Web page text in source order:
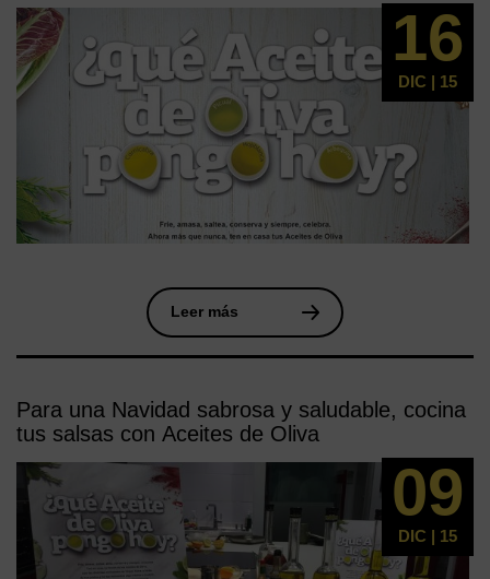
16
DIC | 15
Leer más
Para una Navidad sabrosa y saludable, cocina
tus salsas con Aceites de Oliva
09
DIC | 15